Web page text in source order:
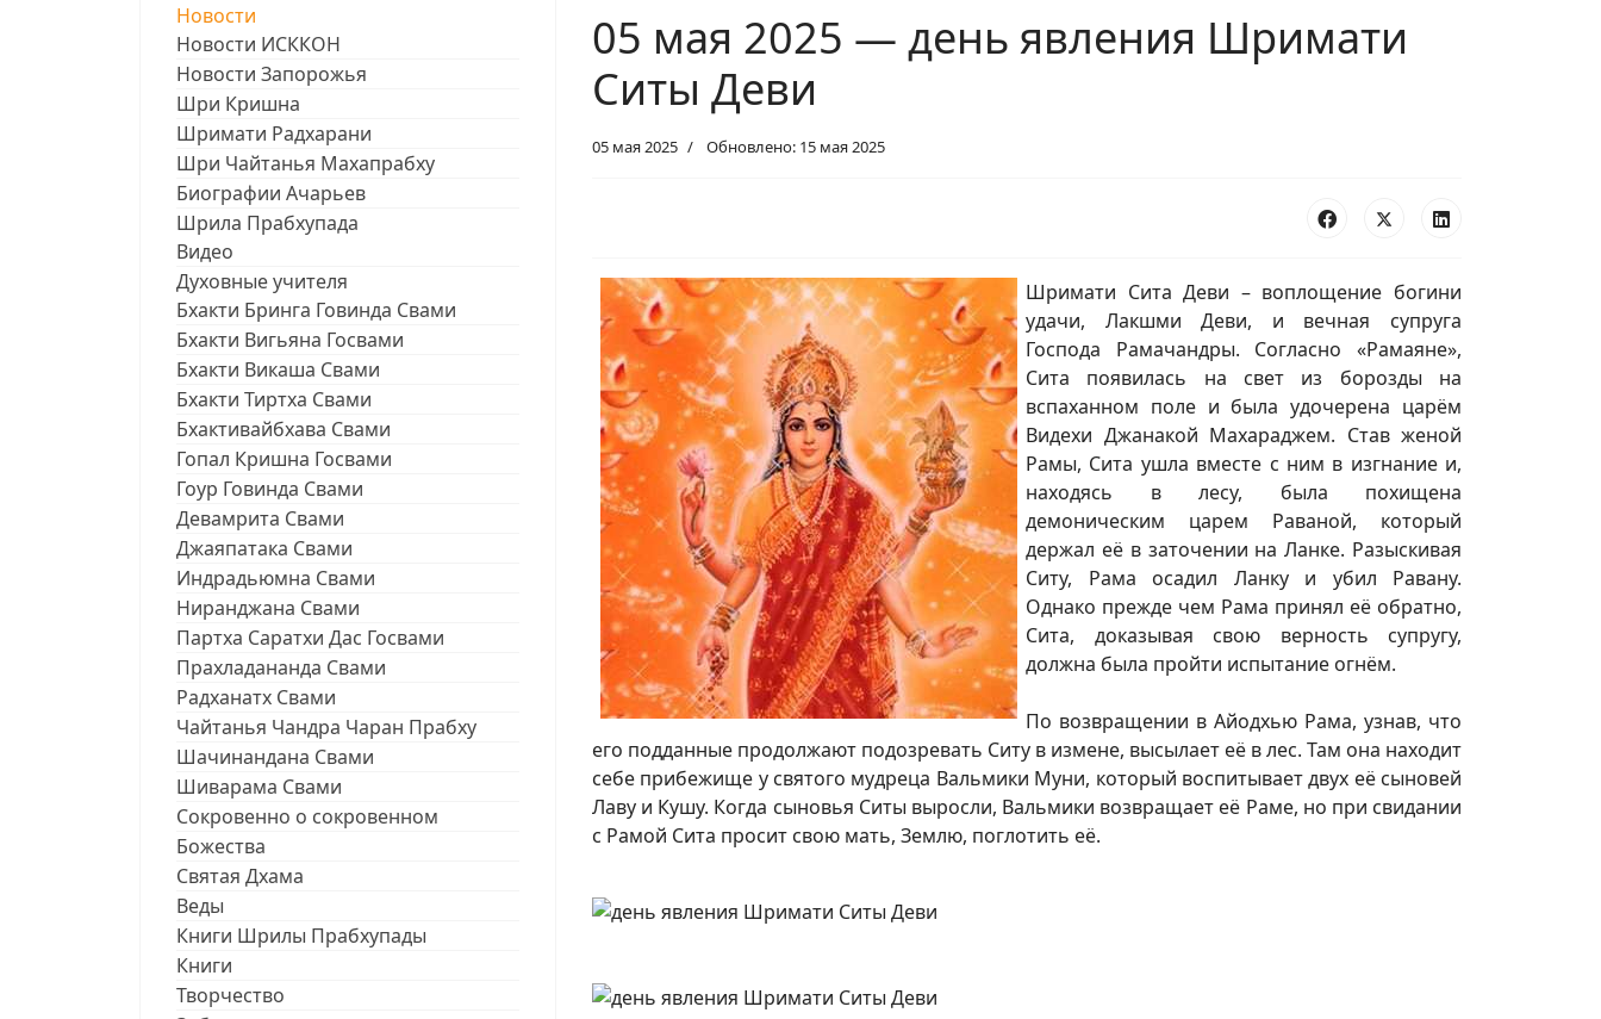
Новости
Новости ИСККОН
Новости Запорожья
Шри Кришна
Шримати Радхарани
Шри Чайтанья Махапрабху
Биографии Ачарьев
Шрила Прабхупада
Видео
Духовные учителя
Бхакти Бринга Говинда Свами
Бхакти Вигьяна Госвами
Бхакти Викаша Свами
Бхакти Тиртха Свами
Бхактивайбхава Свами
Гопал Кришна Госвами
Гоур Говинда Свами
Девамрита Свами
Джаяпатака Свами
Индрадьюмна Свами
Ниранджана Свами
Партха Саратхи Дас Госвами
Прахладананда Свами
Радханатх Свами
Чайтанья Чандра Чаран Прабху
Шачинандана Свами
Шиварама Свами
Сокровенно о сокровенном
Божества
Святая Дхама
Веды
Книги Шрилы Прабхупады
Книги
Творчество
05 мая 2025 — день явления Шримати
Ситы Деви
05 мая 2025 Обновлено: 15 мая 2025
Шримати Сита Деви – воплощение богини
удачи, Лакшми Деви, и вечная супруга
Господа Рамачандры. Согласно «Рамаяне»,
Сита появилась на свет из борозды на
вспаханном поле и была удочерена царём
Видехи Джанакой Махараджем. Став женой
Рамы, Сита ушла вместе с ним в изгнание и,
находясь в лесу, была похищена
демоническим царем Раваной, который
держал её в заточении на Ланке. Разыскивая
Ситу, Рама осадил Ланку и убил Равану.
Однако прежде чем Рама принял её обратно,
Сита, доказывая свою верность супругу,
должна была пройти испытание огнём.
По возвращении в Айодхью Рама, узнав, что
его подданные продолжают подозревать Ситу в измене, высылает её в лес. Там она находит
себе прибежище у святого мудреца Вальмики Муни, который воспитывает двух её сыновей
Лаву и Кушу. Когда сыновья Ситы выросли, Вальмики возвращает её Раме, но при свидании
с Рамой Сита просит свою мать, Землю, поглотить её.